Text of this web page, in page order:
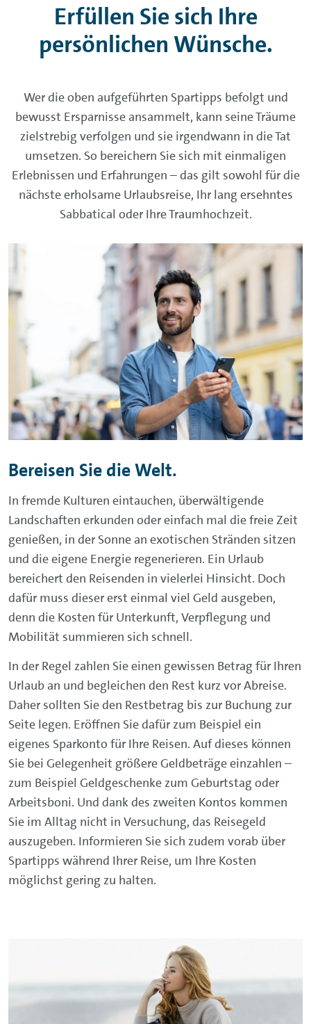
Erfüllen Sie sich Ihre
persönlichen Wünsche.
Wer die oben aufgeführten Spartipps befolgt und
bewusst Ersparnisse ansammelt, kann seine Träume
zielstrebig verfolgen und sie irgendwann in die Tat
umsetzen. So bereichern Sie sich mit einmaligen
Erlebnissen und Erfahrungen – das gilt sowohl für die
nächste erholsame Urlaubsreise, Ihr lang ersehntes
Sabbatical oder Ihre Traumhochzeit.
Bereisen Sie die Welt.
In fremde Kulturen eintauchen, überwältigende
Landschaften erkunden oder einfach mal die freie Zeit
genießen, in der Sonne an exotischen Stränden sitzen
und die eigene Energie regenerieren. Ein Urlaub
bereichert den Reisenden in vielerlei Hinsicht. Doch
dafür muss dieser erst einmal viel Geld ausgeben,
denn die Kosten für Unterkunft, Verpflegung und
Mobilität summieren sich schnell.
In der Regel zahlen Sie einen gewissen Betrag für Ihren
Urlaub an und begleichen den Rest kurz vor Abreise.
Daher sollten Sie den Restbetrag bis zur Buchung zur
Seite legen. Eröffnen Sie dafür zum Beispiel ein
eigenes Sparkonto für Ihre Reisen. Auf dieses können
Sie bei Gelegenheit größere Geldbeträge einzahlen –
zum Beispiel Geldgeschenke zum Geburtstag oder
Arbeitsboni. Und dank des zweiten Kontos kommen
Sie im Alltag nicht in Versuchung, das Reisegeld
auszugeben. Informieren Sie sich zudem vorab über
Spartipps während Ihrer Reise, um Ihre Kosten
möglichst gering zu halten.